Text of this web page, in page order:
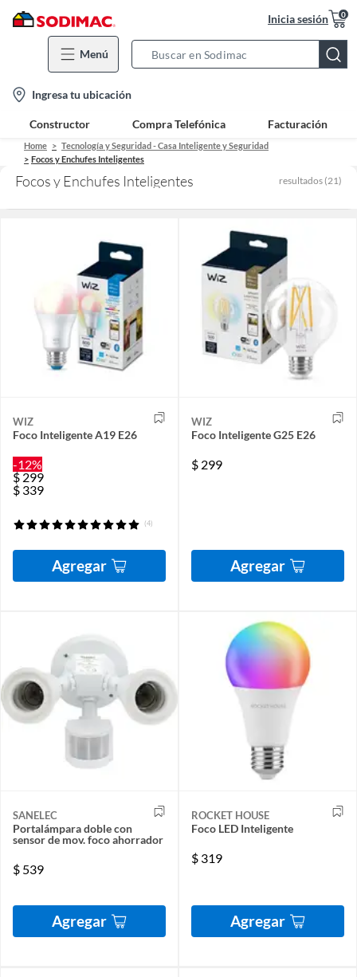
Inicia sesión 0
Menú
Bar
location-
icon
Ingresa tu ubicación
Constructor Compra Telefónica Facturación
Home
Tecnología y Seguridad - Casa Inteligente y Seguridad
Focos y Enchufes Inteligentes
Focos y Enchufes Inteligentes resultados (21)
WIZ
Foco Inteligente A19 E26
-12%
$299
$ 339
(4)
Agregar
WIZ
Foco Inteligente G25 E26
$ 299
Agregar
SANELEC
Portalámpara doble con
sensor de mov. foco ahorrador
$ 539
Agregar
ROCKET HOUSE
Foco LED Inteligente
$ 319
Agregar